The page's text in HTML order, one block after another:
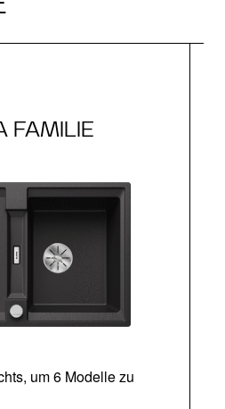
FAMILIE
um 6 Modelle zu